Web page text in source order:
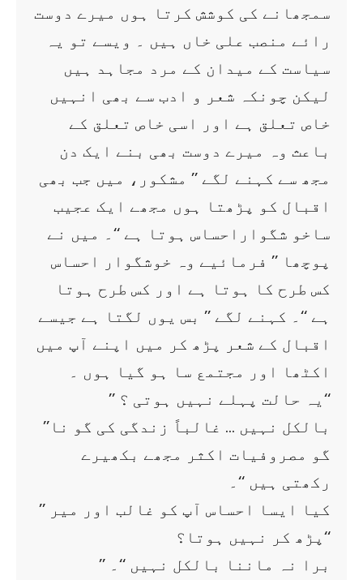
سمجھانے کی کوشش کرتا ہوں میرے دوست
رائے منصب علی خاں ہیں ۔ ویسے تو یہ
سیاست کے میدان کے مرد مجاہد ہیں
لیکن چونکہ شعر و ادب سے بھی انہیں
خاص تعلق ہے اور اسی خاص تعلق کے
باعث وہ میرے دوست بھی بنے ایک دن
مجھ سے کہنے لگے ’’ مشکور، میں جب بھی
اقبال کو پڑھتا ہوں مجھے ایک عجیب
ساخو شگواراحساس ہوتا ہے ‘‘۔ میں نے
پوچھا ’’ فرمائیے وہ خوشگوار احساس
کس طرح کا ہوتا ہے اور کس طرح ہوتا
ہے ‘‘۔ کہنے لگے ’’ بس یوں لگتا ہے جیسے
اقبال کے شعر پڑھ کر میں اپنے آپ میں
اکٹھا اور مجتمع سا ہو گیا ہوں ۔
’’ یہ حالت پہلے نہیں ہوتی ؟‘‘
’’بالکل نہیں … غالباً زندگی کی گو نا
گو مصروفیات اکثر مجھے بکھیرے
رکھتی ہیں ‘‘۔
’’ کیا ایسا احساس آپ کو غالب اور میر
پڑھ کر نہیں ہوتا؟‘‘
’’ برا نہ ماننا بالکل نہیں ‘‘۔